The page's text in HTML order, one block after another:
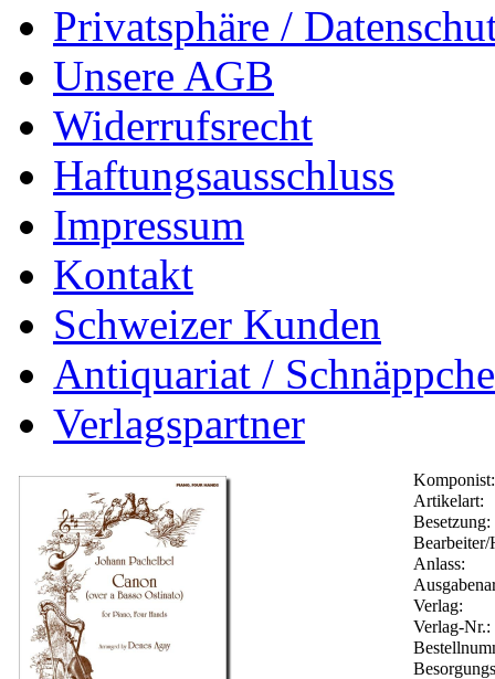
Privatsphäre /
Unsere AGB
Widerrufsrecht
Haftungsausschluss
Impressum
Kontakt
Schweizer Kunden
Antiquariat /
Verlagspartner
Komponist:
Artikelart:
Besetzung:
Bearbeiter/
Anlass:
Verlag:
Verlag-Nr.: